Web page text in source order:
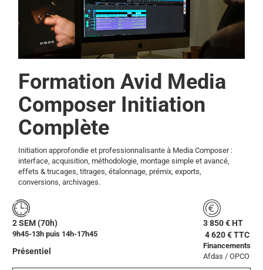
Formation Avid Media
Composer Initiation
Complète
Initiation approfondie et professionnalisante à Media Composer :
interface, acquisition, méthodologie, montage simple et avancé,
effets & trucages, titrages, étalonnage, prémix, exports,
conversions, archivages.
2 SEM (70h)
9h45-13h puis 14h-17h45
Présentiel
3 850 € HT
4 620 € TTC
Financements
Afdas / OPCO